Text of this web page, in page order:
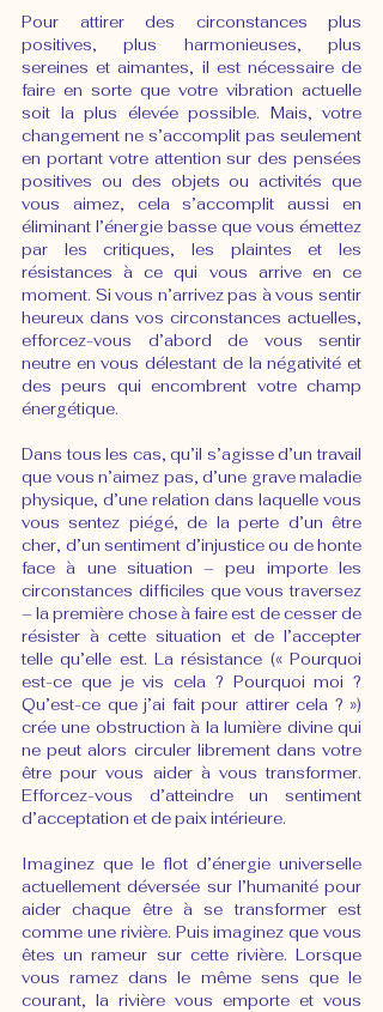
Pour attirer des circonstances plus
positives, plus harmonieuses, plus
sereines et aimantes, il est nécessaire de
faire en sorte que votre vibration actuelle
soit la plus élevée possible. Mais, votre
changement ne s’accomplit pas seulement
en portant votre attention sur des pensées
positives ou des objets ou activités que
vous aimez, cela s’accomplit aussi en
éliminant l’énergie basse que vous émettez
par les critiques, les plaintes et les
résistances à ce qui vous arrive en ce
moment. Si vous n’arrivez pas à vous sentir
heureux dans vos circonstances actuelles,
efforcez-vous d’abord de vous sentir
neutre en vous délestant de la négativité et
des peurs qui encombrent votre champ
énergétique.
Dans tous les cas, qu’il s’agisse d’un travail
que vous n’aimez pas, d’une grave maladie
physique, d’une relation dans laquelle vous
vous sentez piégé, de la perte d’un être
cher, d’un sentiment d’injustice ou de honte
face à une situation – peu importe les
circonstances difficiles que vous traversez
– la première chose à faire est de cesser de
résister à cette situation et de l’accepter
telle qu’elle est. La résistance (« Pourquoi
est-ce que je vis cela ? Pourquoi moi ?
Qu’est-ce que j’ai fait pour attirer cela ? »)
crée une obstruction à la lumière divine qui
ne peut alors circuler librement dans votre
être pour vous aider à vous transformer.
Efforcez-vous d’atteindre un sentiment
d’acceptation et de paix intérieure.
Imaginez que le flot d’énergie universelle
actuellement déversée sur l’humanité pour
aider chaque être à se transformer est
comme une rivière. Puis imaginez que vous
êtes un rameur sur cette rivière. Lorsque
vous ramez dans le même sens que le
courant, la rivière vous emporte et vous